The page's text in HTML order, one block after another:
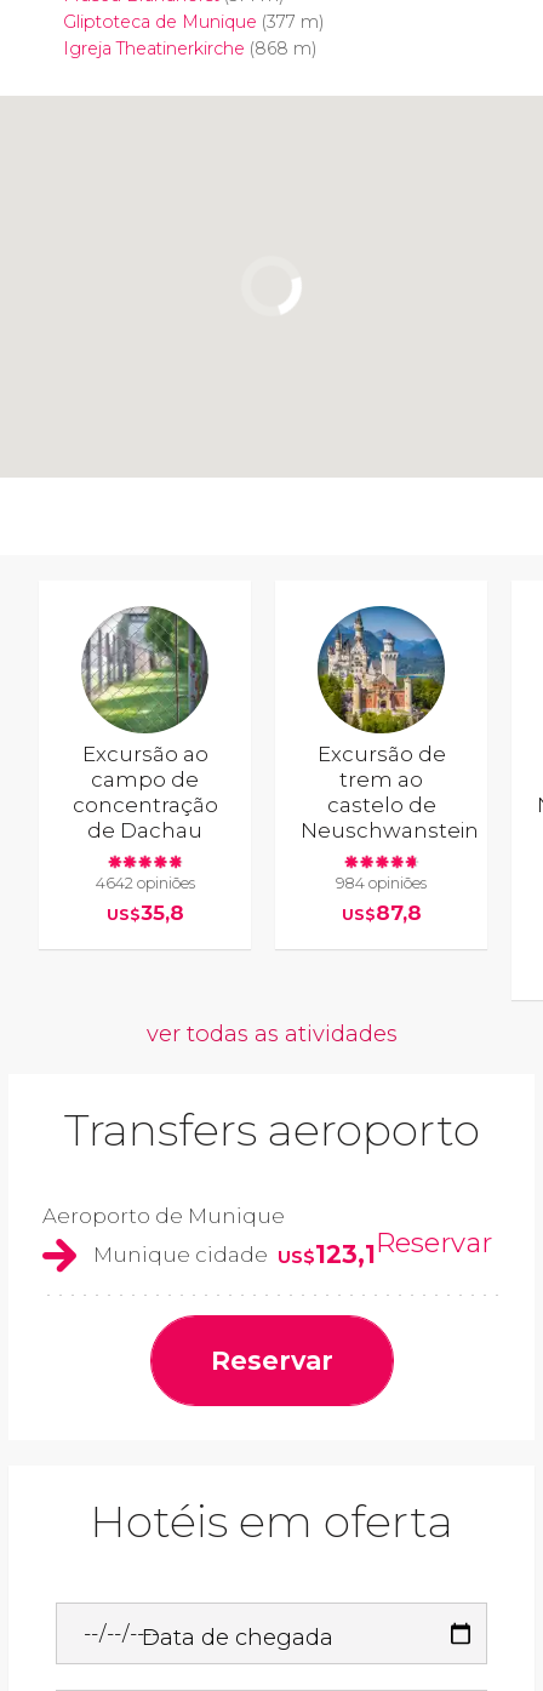
Gliptoteca de Munique (377 m)
Igreja Theatinerkirche (868 m)
Excursão ao
campo de
concentração
de Dachau
4642 opiniões
US$35,8
Excursão de
trem ao
castelo de
Neuschwanstein
984 opiniões
US$87,8
ver todas as atividades
Transfers aeroporto
Aeroporto de Munique
Munique cidade US$123,1Reservar
Reservar
Hotéis em oferta
Data de chegada